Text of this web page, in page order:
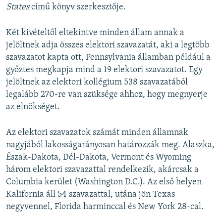
Statescímű könyv szerkesztője.
Két kivételtől eltekintve minden állam annak a
jelöltnek adja összes elektori szavazatát, aki a legtöbb
szavazatot kapta ott, Pennsylvania államban például a
győztes megkapja mind a 19 elektori szavazatot. Egy
jelöltnek az elektori kollégium 538 szavazatából
legalább 270-re van szüksége ahhoz, hogy megnyerje
az elnökséget.
Az elektori szavazatok számát minden államnak
nagyjából lakosságarányosan határozzák meg. Alaszka,
Észak-Dakota, Dél-Dakota, Vermont és Wyoming
három elektori szavazattal rendelkezik, akárcsak a
Columbia kerület (Washington D.C.). Az első helyen
Kalifornia áll 54 szavazattal, utána jön Texas
negyvennel, Florida harminccal és New York 28-cal.